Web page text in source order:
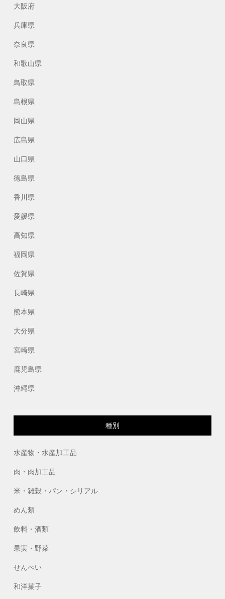
大阪府
兵庫県
奈良県
和歌山県
鳥取県
島根県
岡山県
広島県
山口県
徳島県
香川県
愛媛県
高知県
福岡県
佐賀県
長崎県
熊本県
大分県
宮崎県
鹿児島県
沖縄県
種別
水産物・水産加工品
肉・肉加工品
米・雑穀・パン・シリアル
めん類
飲料・酒類
果実・野菜
せんべい
和洋菓子